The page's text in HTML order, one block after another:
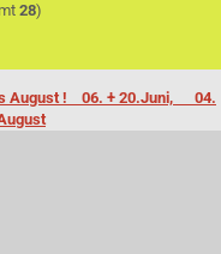
28)
August ! 06. + 20.Juni, 04.